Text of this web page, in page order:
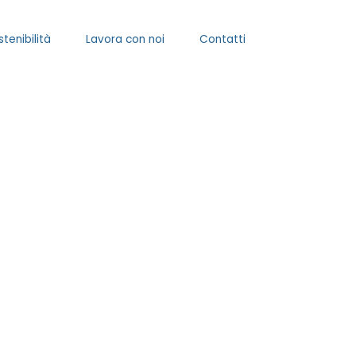
Lavora con noi Contatti